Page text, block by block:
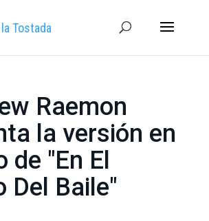
Raemon
la versión en
de "En El
Del Baile"